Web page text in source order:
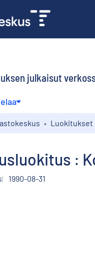
julkaisut
Luokitukset
:
1990-08-31